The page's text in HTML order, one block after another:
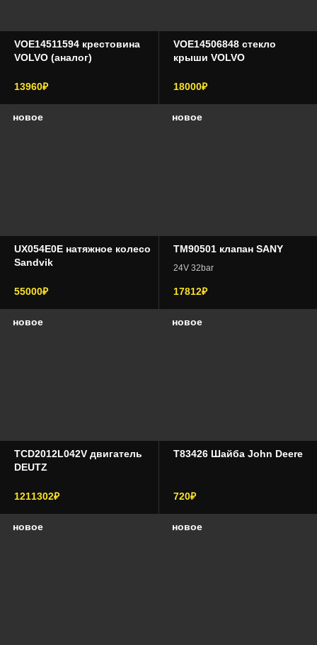
фронтальные погрузчики
складская техника
VOE14511594 крестовина
VOLVO (аналог)
13960₽
VOE14506848 стекло
крыши VOLVO
18000₽
новое
UX054E0E натяжное колесо
Sandvik
55000₽
новое
TM90501 клапан SANY
24V 32bar
17812₽
новое
TCD2012L042V двигатель
DEUTZ
1211302₽
новое
T83426 Шайба John Deere
720₽
новое новое